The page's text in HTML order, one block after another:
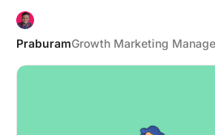
PraburamGrowth Marketing